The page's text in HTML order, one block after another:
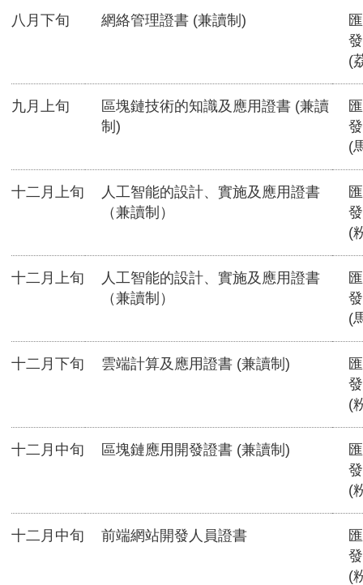
八月下旬 網絡管理證書 (兼讀制)
(
九月上旬
區塊鏈技術的知識及應用證書 (兼讀
制)
(
十二月上旬
人工智能的設計、實施及應用證書
（兼讀制）
(
十二月上旬
人工智能的設計、實施及應用證書
（兼讀制）
(
十二月下旬 雲端計算及應用證書 (兼讀制)
(
十二月中旬 區塊鏈應用開發證書 (兼讀制)
(
十二月中旬 前端網站開發人員證書
(